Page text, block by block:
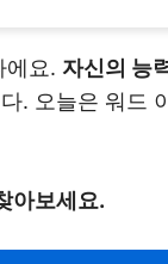
에요. 자신의 능
. 오늘은 워
아보세요.